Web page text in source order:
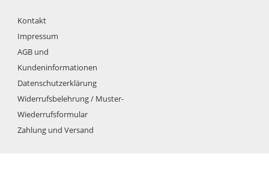
Kontakt
Impressum
AGB und
Kundeninformationen
Datenschutzerklärung
Widerrufsbelehrung / Muster-
Wiederrufsformular
Zahlung und Versand